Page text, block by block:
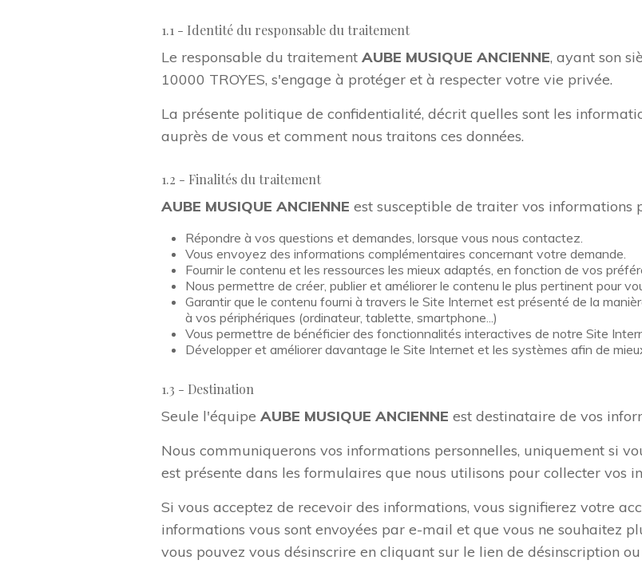
1.1 - Identité du responsable du traitement
Le responsable du traitement AUBE MUSIQUE ANCIENNE, ayant son
10000 TROYES, s'engage à protéger et à respecter votre vie privée.
La présente politique de confidentialité, décrit quelles sont les
auprès de vous et comment nous traitons ces données.
1.2 - Finalités du traitement
AUBE MUSIQUE ANCIENNE est susceptible de traiter vos informations
Répondre à vos questions et demandes, lorsque vous nous contactez.
Vous envoyez des informations complémentaires concernant votre demande.
Fournir le contenu et les ressources les mieux adaptés, en fonction de vos
Nous permettre de créer, publier et améliorer le contenu le plus pertinent pour
Garantir que le contenu fourni à travers le Site Internet est présenté de la
à vos périphériques (ordinateur, tablette, smartphone...)
Vous permettre de bénéficier des fonctionnalités interactives de notre Site
Développer et améliorer davantage le Site Internet et les systèmes afin de
1.3 - Destination
Seule l'équipe AUBE MUSIQUE ANCIENNE est destinataire de vos
Nous communiquerons vos informations personnelles, uniquement si
est présente dans les formulaires que nous utilisons pour collecter vos
Si vous acceptez de recevoir des informations, vous signifierez votre
informations vous sont envoyées par e-mail et que vous ne souhaitez
vous pouvez vous désinscrire en cliquant sur le lien de désinscription